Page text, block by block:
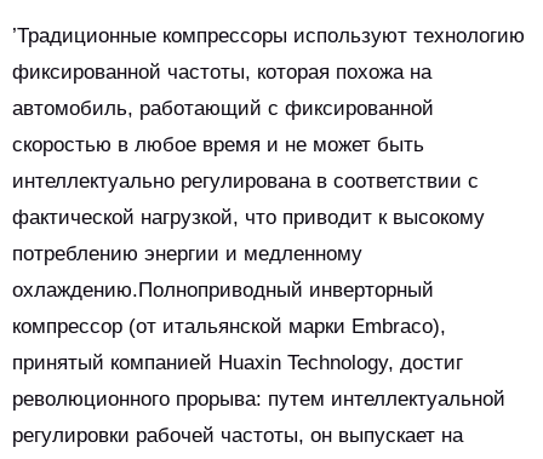
’Традиционные компрессоры используют технологию
фиксированной частоты, которая похожа на
автомобиль, работающий с фиксированной
скоростью в любое время и не может быть
интеллектуально регулирована в соответствии с
фактической нагрузкой, что приводит к высокому
потреблению энергии и медленному
охлаждению.Полноприводный инверторный
компрессор (от итальянской марки Embraco),
принятый компанией Huaxin Technology, достиг
революционного прорыва: путем интеллектуальной
регулировки рабочей частоты, он выпускает на